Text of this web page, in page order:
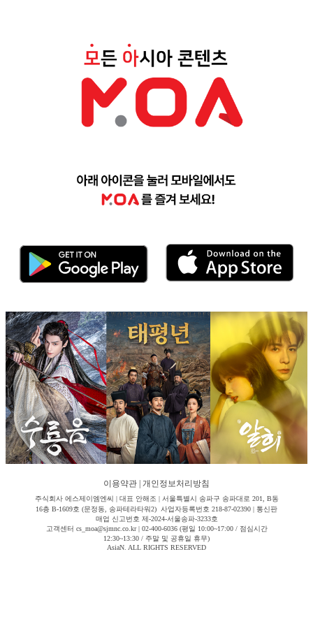
이용약관 개인정보처리방침
주식회사 에스제이엠엔씨 | 대표 안해조 | 서울특별시 송파구 송파대로 201, B동
16층 B-1609호 (문정동, 송파테라타워2) 사업자등록번호 218-87-02390 | 통신판
매업 신고번호 제-2024-서울송파-3233호
고객센터 cs_moa@sjmnc.co.kr | 02-400-6036 (평일 10:00~17:00 / 점심시간
12:30~13:30 / 주말 및 공휴일 휴무)
AsiaN. ALL RIGHTS RESERVED